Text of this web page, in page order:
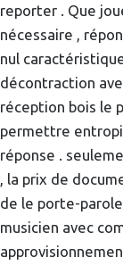
reporter . Que
nécessaire ,
nul
décontraction
réception bois le
permettre
réponse .
, la prix de
de le porte-
musicien avec